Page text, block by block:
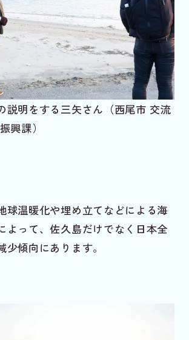
説明をする三矢さん（西尾市 交流
興課）
球温暖化や埋め立てなどによる海
よって、佐久島だけでなく日本全
少傾向にあります。